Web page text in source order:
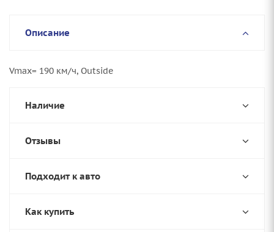
Описание
Vmax= 190 км/ч, Outside
Наличие
Отзывы
Подходит к авто
Как купить